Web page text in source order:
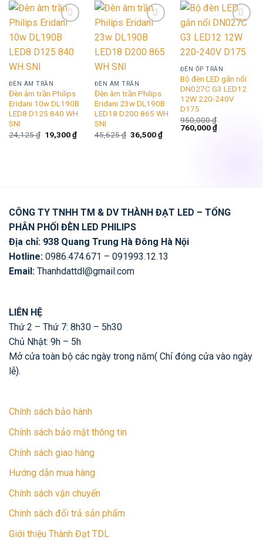
wishlist
ĐÈN ÂM TRẦN
Đèn âm trần Philips
Eridani 10w DL190B
LED8 D125 840 WH
SNI
24,125₫ Giá
gốc
19,300₫Giá
hiện
wishlist
ĐÈN ÂM TRẦN
Đèn âm trần Philips
Eridani 23w DL190B
LED18 D200 865 WH
SNI
45,625₫ Giá
gốc
36,500₫Giá
hiện
wishlist
ĐÈN ỐP TRẦN
Bộ đèn LED gắn nổi
DN027C G3 LED12
12W 220-240V
D175
950,000₫
Giá
760,000₫Giá
hiện
CÔNG TY TNHH TM & DV THÀNH ĐẠT LED – TỔNG
PHÂN PHỐI ĐÈN LED PHILIPS
Địa chỉ: 938 Quang Trung Hà Đông Hà Nội
Hotline: 0986.474.671 – 091993.12.13
Email: Thanhdattdl@gmail.com
LIÊN HỆ
Thứ 2 – Thứ 7: 8h30 – 5h30
Chủ Nhật: 9h – 5h
Mở cửa toàn bộ các ngày trong năm( Chỉ đóng cửa vào ngày
lễ).
Chính sách bảo hành
Chính sách bảo mật thông tin
Chính sách giao hàng
Hướng dẫn mua hàng
Chính sách vận chuyển
Chính sách đổi trả sản phẩm
Giới thiệu Thành Đạt TDL